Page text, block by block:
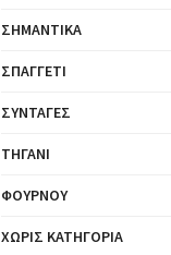
ΣΗΜΑΝΤΙΚΆ
ΣΠΑΓΓΈΤΙ
ΣΥΝΤΑΓΈΣ
ΤΗΓΆΝΙ
ΦΟΎΡΝΟΥ
ΧΩΡΊΣ ΚΑΤΗΓΟΡΊΑ